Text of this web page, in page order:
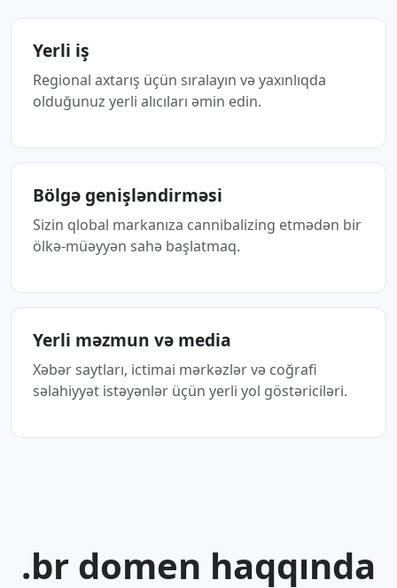
Yerli iş
Regional axtarış üçün sıralayın və yaxınlıqda
olduğunuz yerli alıcıları əmin edin.
Bölgə genişləndirməsi
Sizin qlobal markanıza cannibalizing etmədən bir
ölkə-müəyyən sahə başlatmaq.
Yerli məzmun və media
Xəbər saytları, ictimai mərkəzlər və coğrafi
səlahiyyət istəyənlər üçün yerli yol göstəriciləri.
.br domen haqqında